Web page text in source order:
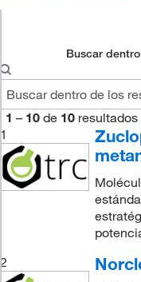
Buscar
1 – 10 de 10 resultados
1
2